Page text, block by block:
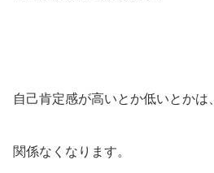
自己肯定感が高いとか低いとかは、
関係なくなります。